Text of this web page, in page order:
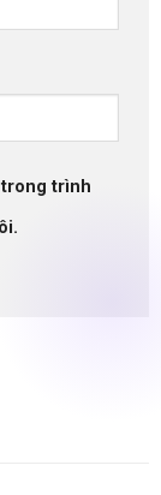
trong trình